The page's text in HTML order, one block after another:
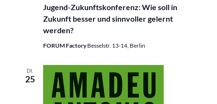
Jugend-Zukunftskonferenz: Wie soll in
Zukunft besser und sinnvoller gelernt
werden?
FORUM FactoryBesselstr. 13-14, Berlin
DI.
25